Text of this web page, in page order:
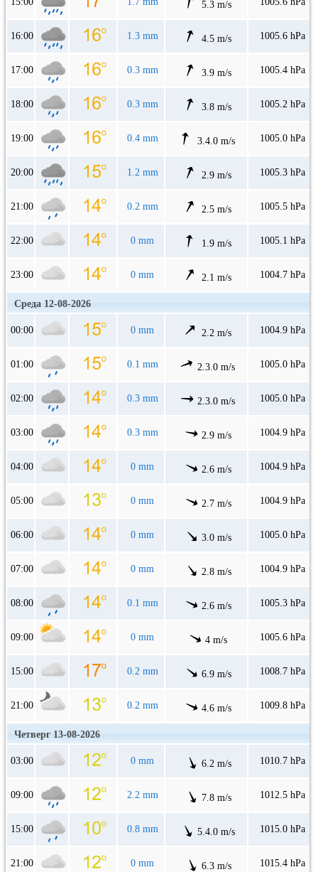
5.3 m/s
16:00 1.3 mm 4.5 m/s 1005.6 hPa
17:00 0.3 mm 3.9 m/s 1005.4 hPa
18:00 0.3 mm 3.8 m/s 1005.2 hPa
19:00 0.4 mm 3.4.0 m/s 1005.0 hPa
20:00 1.2 mm 2.9 m/s 1005.3 hPa
21:00 0.2 mm 2.5 m/s 1005.5 hPa
22:00 0 mm 1.9 m/s 1005.1 hPa
23:00 0 mm 2.1 m/s 1004.7 hPa
Среда 12-08-2026
00:00 0 mm 2.2 m/s 1004.9 hPa
01:00 0.1 mm 2.3.0 m/s 1005.0 hPa
02:00 0.3 mm 2.3.0 m/s 1005.0 hPa
03:00 0.3 mm 2.9 m/s 1004.9 hPa
04:00 0 mm 2.6 m/s 1004.9 hPa
05:00 0 mm 2.7 m/s 1004.9 hPa
06:00 0 mm 3.0 m/s 1005.0 hPa
07:00 0 mm 2.8 m/s 1004.9 hPa
08:00 0.1 mm 2.6 m/s 1005.3 hPa
09:00 0 mm 4 m/s 1005.6 hPa
15:00 0.2 mm 6.9 m/s 1008.7 hPa
21:00 0.2 mm 4.6 m/s 1009.8 hPa
Четверг 13-08-2026
03:00 0 mm 6.2 m/s 1010.7 hPa
09:00 2.2 mm 7.8 m/s 1012.5 hPa
15:00 0.8 mm 5.4.0 m/s 1015.0 hPa
21:00 0 mm 6.3 m/s 1015.4 hPa